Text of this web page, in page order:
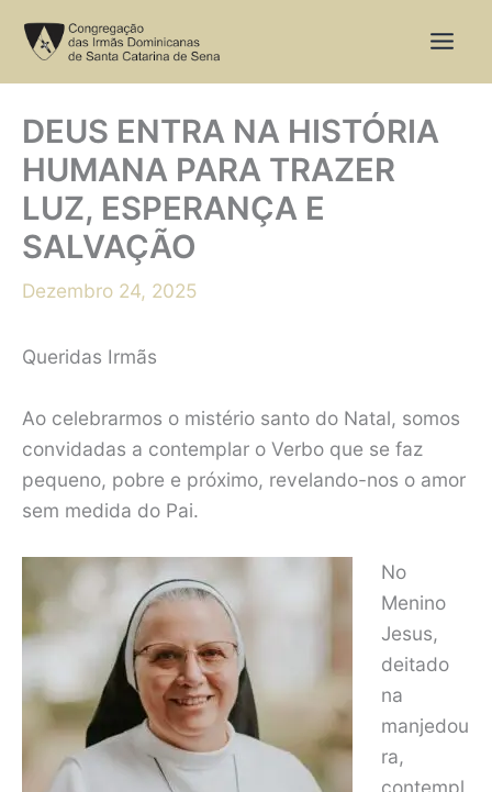
DEUS ENTRA NA HISTÓRIA
HUMANA PARA TRAZER
LUZ, ESPERANÇA E
SALVAÇÃO
Dezembro 24, 2025
Queridas Irmãs
Ao celebrarmos o mistério santo do Natal, somos
convidadas a contemplar o Verbo que se faz
pequeno, pobre e próximo, revelando-nos o amor
sem medida do Pai.
No
Menino
Jesus,
deitado
na
manjedou
ra,
contempl